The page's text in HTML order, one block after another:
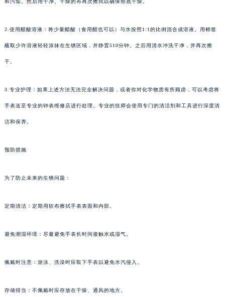
2.使用醋酸溶液：将少量醋酸（食用醋也可以）与水按照1:1的比例混合成溶液。用棉签
蘸取少许溶液轻轻涂抹在生锈区域，并静置510分钟。之后用清水冲洗干净，并再次擦
干。
3.专业护理：如果上述方法无法完全解决问题，或者你对化学物质有所顾虑，可以考虑将
手表送至专业的钟表维修店进行处理。专业的技师会使用专门的清洁剂和工具进行深度清
洁和保养。
预防措施
为了防止未来的生锈问题：
定期清洁：定期用软布擦拭手表表面和内部。
避免潮湿环境：尽量避免手表长时间接触水或湿气。
佩戴时注意：游泳、洗澡时应取下手表以避免水汽侵入。
存储得当：不佩戴时应存放在干燥、通风的地方。